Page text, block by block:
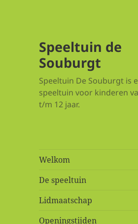
Speeltuin de
Souburgt
Speeltuin De Souburgt is
speeltuin voor kinderen
t/m 12 jaar.
Welkom
De speeltuin
Lidmaatschap
Openingstijden